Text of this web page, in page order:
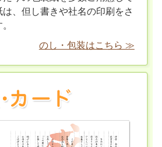
、但し書きや社名の印刷をさ
のし・包装はこちら ≫